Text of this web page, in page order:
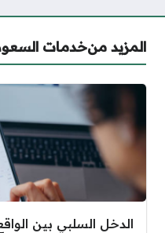
المزيد منخدمات
الدخل السلبي بين